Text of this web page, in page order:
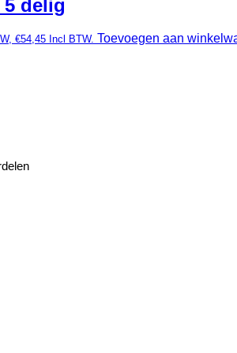
delig
€54,45 Incl BTW. Toevoegen aan